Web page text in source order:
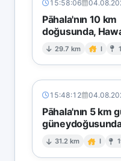
15:58:06
Pāhala'nın 10 km
doğusunda,
29.7 km I
15:48:12
Pāhala'nın 5 km
31.2 km I